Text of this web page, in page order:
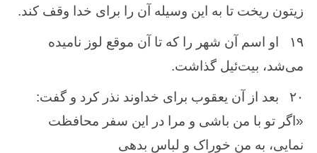
‌زیتون‌ ریخت‌ تا به ‌این ‌وسیله‌ آن‌ را برای خدا وقف‌ كند.
۱۹
او اسم‌ آن‌ شهر را كه ‌تا آن‌ موقع ‌لوز نامیده‌
می‌شد، بیت‌ئیل ‌گذاشت‌.
۲۰
بعد از آن‌ یعقوب ‌برای خداوند نذر كرد و گفت‌:
«اگر تو با من‌ باشی و مرا در این ‌سفر محافظت
‌نمایی‌، به ‌من‌ خوراک ‌و لباس‌ بدهی